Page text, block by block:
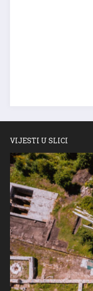
VIJESTI U SLICI